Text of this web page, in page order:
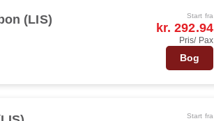
(LIS) Start fra
kr. 292.94
Pris/ Pax
Bog
Start fra